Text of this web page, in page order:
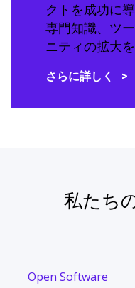
クトを成功に
専門知識、ツ
ニティの拡大
さらに詳しく
私たち
Open Software